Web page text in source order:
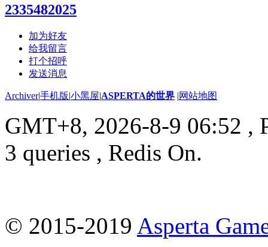
2335482025
加为好友
给我留言
打个招呼
发送消息
Archiver|手机版|小黑屋|ASPERTA的世界 |网站地图
GMT+8, 2026-8-9 06:52 ,
3 queries , Redis On.
© 2015-2019 Asperta